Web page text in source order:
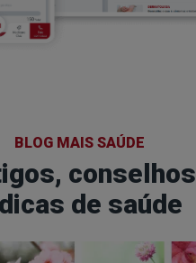
BLOG MAIS SAÚDE
conselhos
de saúde